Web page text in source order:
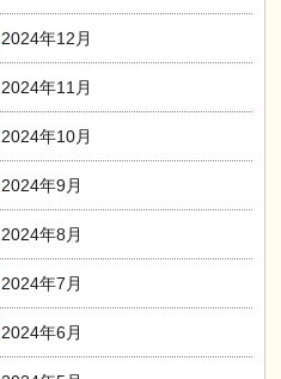
2024年12月
2024年11月
2024年10月
2024年9月
2024年8月
2024年7月
2024年6月